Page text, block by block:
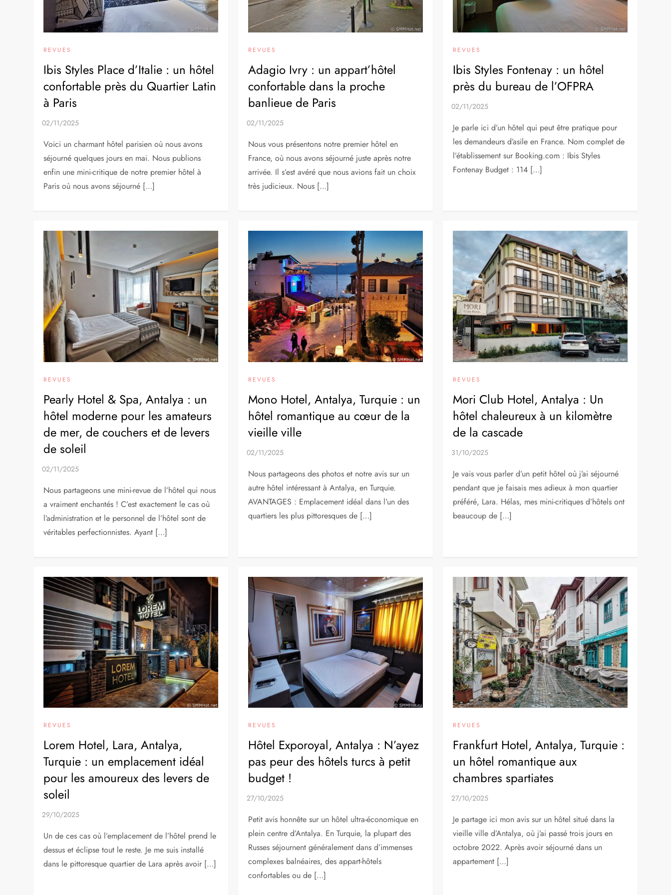
REVUES
Ibis Styles Place d’Italie : un hôtel
confortable près du Quartier Latin
à Paris
Voici un charmant hôtel parisien où nous avons
séjourné quelques jours en mai. Nous publions
enfin une mini-critique de notre premier hôtel à
Paris où nous avons séjourné […]
REVUES
Adagio Ivry : un appart’hôtel
confortable dans la proche
banlieue de Paris
Nous vous présentons notre premier hôtel en
France, où nous avons séjourné juste après notre
arrivée. Il s’est avéré que nous avions fait un choix
très judicieux. Nous […]
REVUES
Ibis Styles Fontenay : un hôtel
près du bureau de l’OFPRA
Je parle ici d’un hôtel qui peut être pratique pour
les demandeurs d’asile en France. Nom complet de
l’établissement sur Booking.com : Ibis Styles
Fontenay Budget : 114 […]
REVUES
Pearly Hotel & Spa, Antalya : un
hôtel moderne pour les amateurs
de mer, de couchers et de levers
de soleil
Nous partageons une mini-revue de l’hôtel qui nous
a vraiment enchantés ! C’est exactement le cas où
l’administration et le personnel de l’hôtel sont de
véritables perfectionnistes. Ayant […]
REVUES
Mono Hotel, Antalya, Turquie : un
hôtel romantique au cœur de la
vieille ville
Nous partageons des photos et notre avis sur un
autre hôtel intéressant à Antalya, en Turquie.
AVANTAGES : Emplacement idéal dans l’un des
quartiers les plus pittoresques de […]
REVUES
Mori Club Hotel, Antalya : Un
hôtel chaleureux à un kilomètre
de la cascade
Je vais vous parler d’un petit hôtel où j’ai séjourné
pendant que je faisais mes adieux à mon quartier
préféré, Lara. Hélas, mes mini-critiques d’hôtels ont
beaucoup de […]
REVUES
Lorem Hotel, Lara, Antalya,
Turquie : un emplacement idéal
pour les amoureux des levers de
soleil
Un de ces cas où l’emplacement de l’hôtel prend le
dessus et éclipse tout le reste. Je me suis installé
dans le pittoresque quartier de Lara après avoir […]
REVUES
Hôtel Exporoyal, Antalya : N’ayez
pas peur des hôtels turcs à petit
budget !
Petit avis honnête sur un hôtel ultra-économique en
plein centre d’Antalya. En Turquie, la plupart des
Russes séjournent généralement dans d’immenses
complexes balnéaires, des appart-hôtels
confortables ou de […]
REVUES
Frankfurt Hotel, Antalya, Turquie :
un hôtel romantique aux
chambres spartiates
Je partage ici mon avis sur un hôtel situé dans la
vieille ville d’Antalya, où j’ai passé trois jours en
octobre 2022. Après avoir séjourné dans un
appartement […]